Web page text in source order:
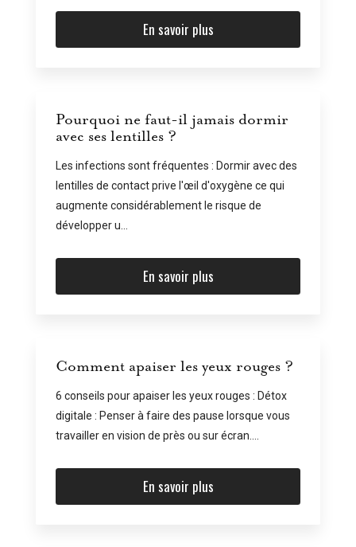
En savoir plus
Pourquoi ne faut-il jamais dormir
avec ses lentilles ?
Les infections sont fréquentes : Dormir avec des
lentilles de contact prive l'œil d'oxygène ce qui
augmente considérablement le risque de
développer u...
En savoir plus
Comment apaiser les yeux rouges ?
6 conseils pour apaiser les yeux rouges : Détox
digitale : Penser à faire des pause lorsque vous
travailler en vision de près ou sur écran....
En savoir plus